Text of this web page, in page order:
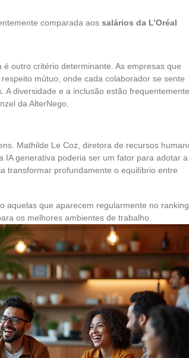
comparada aos salários da L’Oréal
outro critério determinante. As empresas que
mútuo, onde cada colaborador se sente
diversidade e a inclusão estão frequentemente
da AlterNego.
Mathilde Le Coz, diretora de recursos
generativa poderia ser um fator para adotar a
transformar profundamente o equilíbrio entre
aquelas que aparecem regularmente no ranking
os melhores ambientes de trabalho.